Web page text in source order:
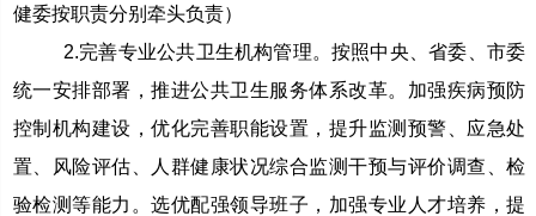
健委按职责分别牵头负责）
2.完善专业公共卫生机构管理。按照中央、省委、市委
统一安排部署，推进公共卫生服务体系改革。加强疾病预防
控制机构建设，优化完善职能设置，提升监测预警、应急处
置、风险评估、人群健康状况综合监测干预与评价调查、检
验检测等能力。选优配强领导班子，加强专业人才培养，提